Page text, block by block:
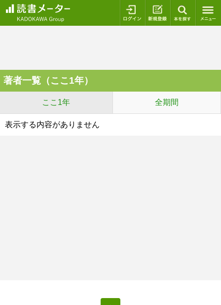
ログイン 新規登録
著者一覧（ここ1年）
ここ1年 全期間
表示する内容がありません